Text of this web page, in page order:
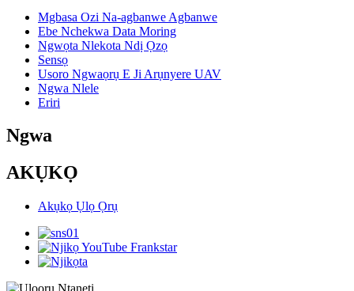
Mgbasa Ozi Na-agbanwe Agbanwe
Ebe Nchekwa Data Moring
Ngwọta Nlekota Ndị Ọzọ
Sensọ
Usoro Ngwaọrụ E Ji Arụnyere UAV
Ngwa Nlele
Eriri
Ngwa
AKỤKỌ
Akụkọ Ụlọ Ọrụ